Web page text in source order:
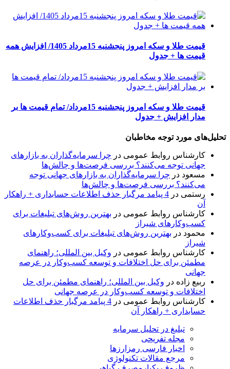
قیمت طلا و سکه امروز پنجشنبه 15مرداد 1405/ افزایش همه
قیمت ها + جدول
قیمت طلا و سکه امروز پنجشنبه 15مرداد/ تمام قیمت ها بر
مدار افزایش + جدول
تحلیل‌های مورد توجه مخاطبان
کارشناس روابط عمومی در چرا سرمایه‌گذاران به بازارهای
جهانی توجه می‌کنند؟ بررسی فرصت‌ها و چالش‌ها
مسعود در چرا سرمایه‌گذاران به بازارهای جهانی توجه
می‌کنند؟ بررسی فرصت‌ها و چالش‌ها
رستمی در
4 پیامد مرگبار حذف اطلاعات حسابداری + راهکار
آن
کارشناس روابط عمومی در بهترین روش‌های تبلیغات برای
کسب‌وکارهای شیراز
محمود در بهترین روش‌های تبلیغات برای کسب‌وکارهای
شیراز
کارشناس روابط عمومی در وکیل بین المللی؛ راهنمای
مطمئن برای حل اختلافات و توسعه کسب‌وکار در عرصه
جهانی
ربیع زاده در وکیل بین المللی؛ راهنمای مطمئن برای حل
اختلافات و توسعه کسب‌وکار در عرصه جهانی
کارشناس روابط عمومی در
4 پیامد مرگبار حذف اطلاعات
حسابداری + راهکار آن
تبلیغ در تحلیل سرمایه
مجله تفریحی
اخبار فارسی رمزارزها
مرجع مقالات تکنولوژی